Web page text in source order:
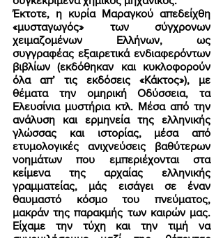
Έκτοτε, η κυρία Μαραγκού απεδείχθη
«μυσταγωγός» των σύγχρονων
χειμαζομένων Ελλήνων, ως
συγγραφέας εξαιρετικά ενδιαφερόντων
βιβλίων (εκδόθηκαν και κυκλοφορούν
όλα απ’ τις εκδόσεις «Κάκτος»), με
θέματα την ομηρική Οδύσσεια, τα
Ελευσίνια μυστήρια κτλ. Μέσα από την
ανάλυση και ερμηνεία της ελληνικής
γλώσσας και ιστορίας, μέσα από
ετυμολογικές ανιχνεύσεις βαθύτερων
νοημάτων που εμπεριέχονται στα
κείμενα της αρχαίας ελληνικής
γραμματείας, μάς εισάγει σε έναν
θαυμαστό κόσμο του πνεύματος,
μακράν της παρακμής των καιρών μας.
Είχαμε την τύχη και την τιμή να